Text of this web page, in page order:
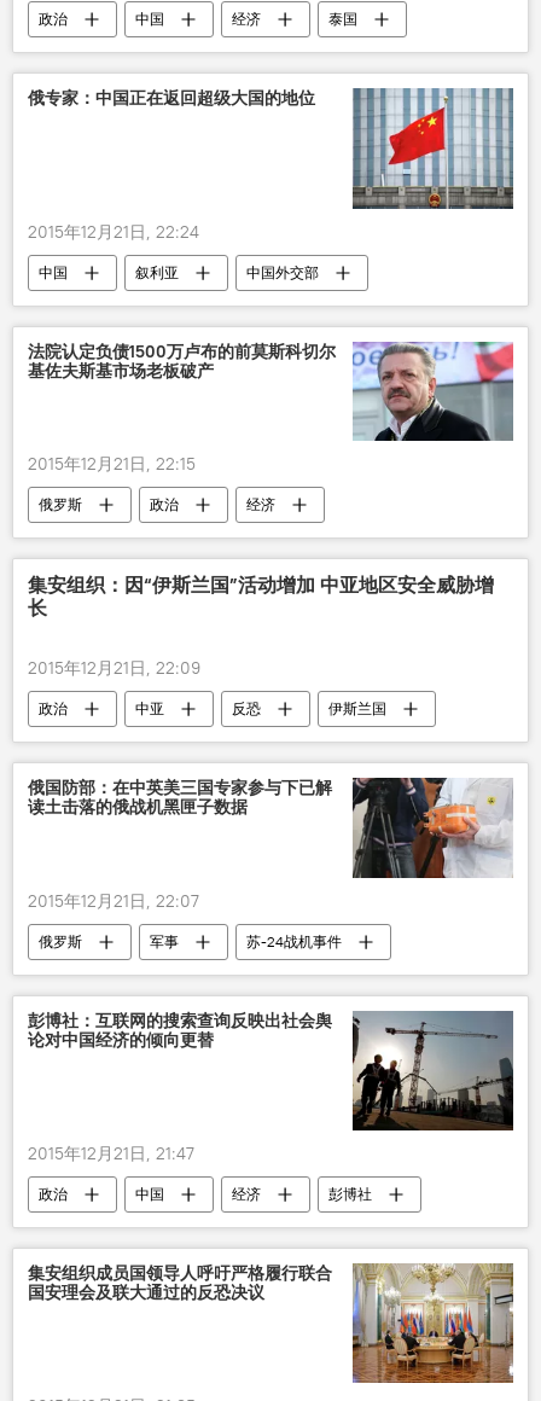
政治 中国 经济
泰国
铁路
俄专家：中国正在返回超级大国的地位
2015年12月21日, 22:24
中国 叙利亚 中国外交部
法院认定负债1500万卢布的前莫斯科切尔
基佐夫斯基市场老板破产
2015年12月21日, 22:15
俄罗斯 政治
经济
仲裁法院
破产
集安组织：因“伊斯兰国”活动增加 中亚地区安全威胁增
长
2015年12月21日, 22:09
政治 中亚 反恐 伊斯兰国
俄国防部：在中英美三国专家参与下已解
读土击落的俄战机黑匣子数据
2015年12月21日, 22:07
俄罗斯 军事 苏-24战机事件
彭博社：互联网的搜索查询反映出社会舆
论对中国经济的倾向更替
2015年12月21日, 21:47
政治 中国 经济
彭博社
经济分析
集安组织成员国领导人呼吁严格履行联合
国安理会及联大通过的反恐决议